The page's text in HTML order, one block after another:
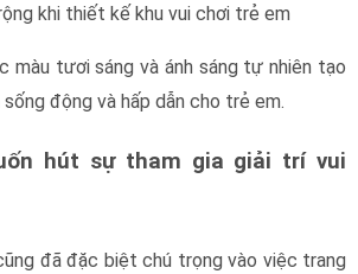
khi thiết kế khu vui chơi trẻ em
màu tươi sáng và ánh sáng tự nhiên tạo
động và hấp dẫn cho trẻ em.
hút sự tham gia giải trí vui
đã đặc biệt chú trọng vào việc trang